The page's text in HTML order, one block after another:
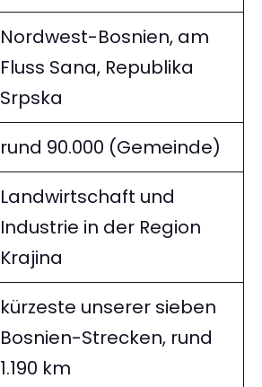
Nordwest-Bosnien, am
Fluss Sana, Republika
Srpska
rund 90.000 (Gemeinde)
Landwirtschaft und
Industrie in der Region
Krajina
kürzeste unserer sieben
Bosnien-Strecken, rund
1.190 km